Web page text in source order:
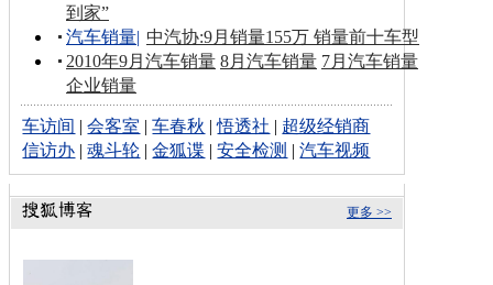
到家”
汽车销量| 中汽协:9月销量155万 销量前十车型
2010年9月汽车销量 8月汽车销量 7月汽车销量
企业销量
车访间 |会客室 |车春秋 |悟透社 | 超级经销商
信访办 |魂斗轮 |金狐谍 |安全检测 |汽车视频
更多 >>